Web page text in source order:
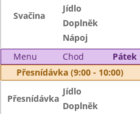
Svačina
Jídlo
Doplněk
Nápoj
Menu
Chod
Pátek
Přesnídávka (9:00 - 10:00)
Přesnídávka
Jídlo
Doplněk